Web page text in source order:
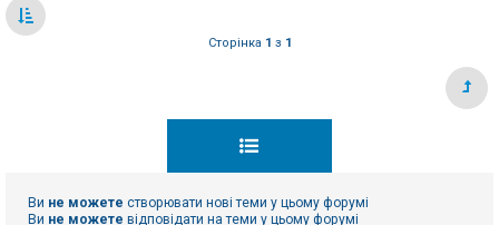
Сторінка 1 з 1
Ви не можете створювати нові теми у цьому форумі
Ви не можете відповідати на теми у цьому форумі